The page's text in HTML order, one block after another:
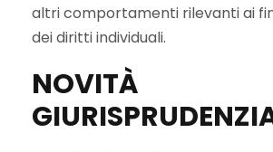
altri comportamenti rilevanti ai
dei diritti individuali.
NOVITÀ